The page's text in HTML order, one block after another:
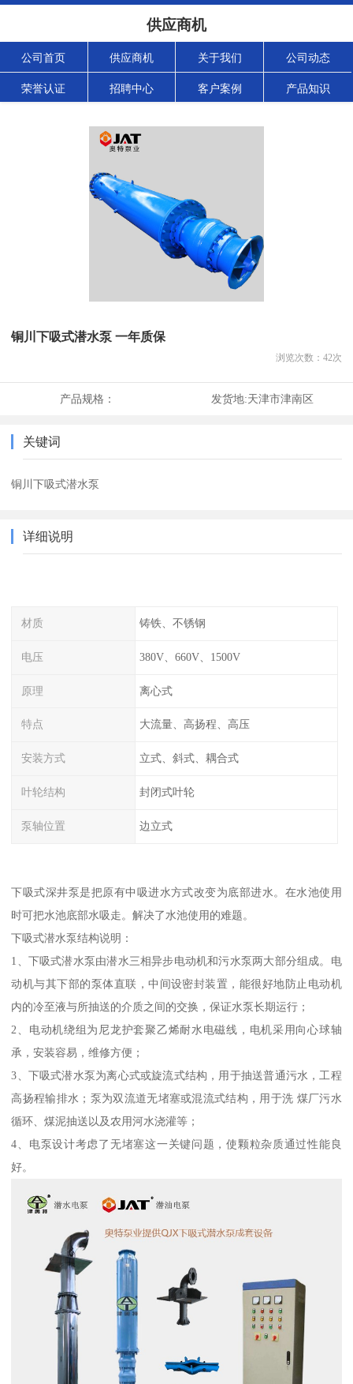
供应商机
公司首页 供应商机 关于我们 公司动态
荣誉认证 招聘中心 客户案例 产品知识
铜川下吸式潜水泵 一年质保
浏览次数： 42次
产品规格： 发货地:天津市津南区
关键词
铜川下吸式潜水泵
详细说明
材质 铸铁、不锈钢
电压 380V、660V、1500V
原理 离心式
特点 大流量、高扬程、高压
安装方式 立式、斜式、耦合式
叶轮结构 封闭式叶轮
泵轴位置 边立式
下吸式深井泵是把原有中吸进水方式改变为底部进水。在水池使用
时可把水池底部水吸走。解决了水池使用的难题。
下吸式潜水泵结构说明：
1、下吸式潜水泵由潜水三相异步电动机和污水泵两大部分组成。电
动机与其下部的泵体直联，中间设密封装置，能很好地防止电动机
内的冷至液与所抽送的介质之间的交换，保证水泵长期运行；
2、电动机绕组为尼龙护套聚乙烯耐水电磁线，电机采用向心球轴
承，安装容易，维修方便；
3、下吸式潜水泵为离心式或旋流式结构，用于抽送普通污水，工程
高扬程输排水；泵为双流道无堵塞或混流式结构，用于洗 煤厂污水
循环、煤泥抽送以及农用河水浇灌等；
4、电泵设计考虑了无堵塞这一关键问题，使颗粒杂质通过性能良
好。